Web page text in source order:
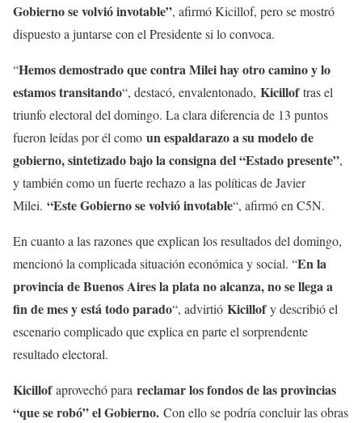
Gobierno se volvió invotable”, afirmó Kicillof, pero se mostró
dispuesto a juntarse con el Presidente si lo convoca.
“Hemos demostrado que contra Milei hay otro camino y lo
estamos transitando“, destacó, envalentonado, Kicilloftras el
triunfo electoral del domingo. La clara diferencia de 13 puntos
fueron leídas por él como un espaldarazo a su modelo de
gobierno, sintetizado bajo la consigna del “Estado presente”,
y también como un fuerte rechazo a las políticas de Javier
Milei. “Este Gobierno se volvió invotable“, afirmó en C5N.
En cuanto a las razones que explican los resultados del domingo,
mencionó la complicada situación económica y social. “En la
provincia de Buenos Aires la plata no alcanza, no se llega a
fin de mes y está todo parado“, advirtió Kicillofy describió el
escenario complicado que explica en parte el sorprendente
resultado electoral.
Kicillofaprovechó para reclamar los fondos de las provincias
“que se robó” el Gobierno. Con ello se podría concluir las obras